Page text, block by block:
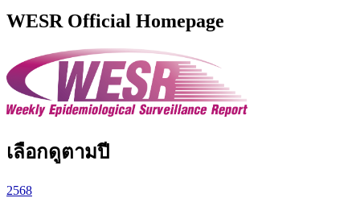
WESR Official Homepage
เลือกดูตามปี
2568